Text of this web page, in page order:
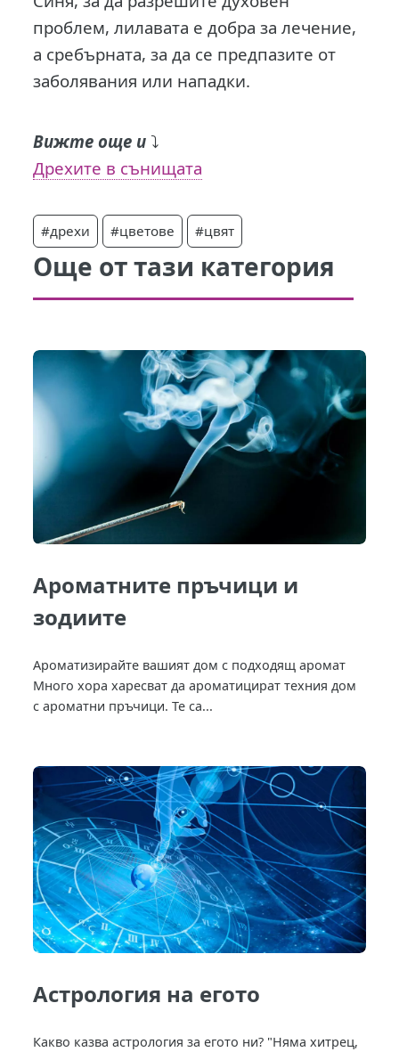
проблем, лилавата е добра за лечение,
а сребърната, за да се предпазите от
заболявания или нападки.
Вижте още и ⤵️
Дрехите в сънищата
#дрехи #цветове #цвят
Още от тази категория
Ароматните пръчици и
зодиите
Ароматизирайте вашият дом с подходящ аромат
Много хора харесват да ароматицират техния дом
с ароматни пръчици. Те са...
Астрология на егото
Какво казва астрология за егото ни? "Няма хитрец,